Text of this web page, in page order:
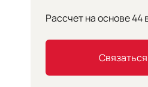
Рассчет на основе44